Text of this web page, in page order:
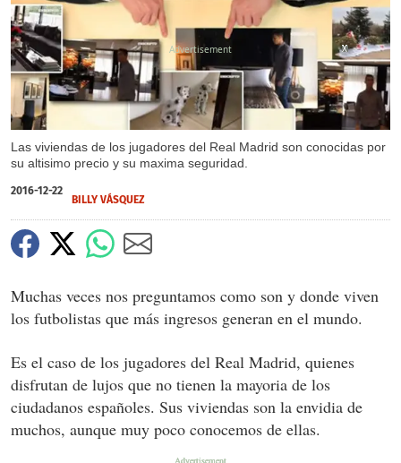
Las viviendas de los jugadores del Real Madrid son conocidas por
su altisimo precio y su maxima seguridad.
X
X
X
X
X
2016-12-22
BILLY VÁSQUEZ
Muchas veces nos preguntamos como son y donde viven
los futbolistas que más ingresos generan en el mundo.
Es el caso de los jugadores del Real Madrid, quienes
disfrutan de lujos que no tienen la mayoria de los
ciudadanos españoles. Sus viviendas son la envidia de
muchos, aunque muy poco conocemos de ellas.